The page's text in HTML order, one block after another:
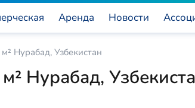
Аренда Новости
Нурабад, Узбекистан
Нурабад,